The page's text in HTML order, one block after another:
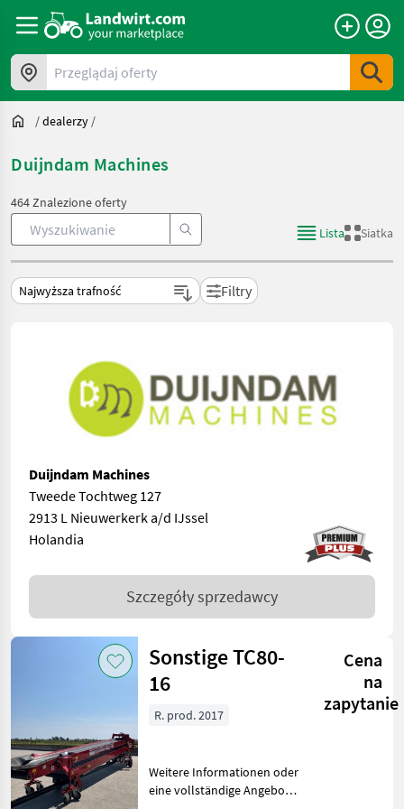
Przeglądaj oferty
/dealerzy /
Duijndam Machines
464 Znalezione oferty
Lista
Siatka
Filtry
Duijndam Machines
Tweede Tochtweg 127
2913 L Nieuwerkerk a/d IJssel
Holandia
Szczegóły sprzedawcy
Sonstige TC80-
16
Cena
na
zapytanie
R. prod. 2017
Weitere Informationen oder
eine vollständige Angebot?